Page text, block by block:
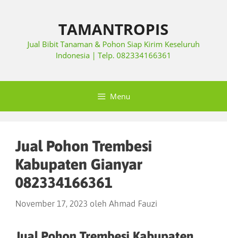
TAMANTROPIS
Jual Bibit Tanaman & Pohon Siap Kirim Keseluruh
Indonesia | Telp. 082334166361
Menu
Jual Pohon Trembesi
Kabupaten Gianyar
082334166361
November 17, 2023 oleh Ahmad Fauzi